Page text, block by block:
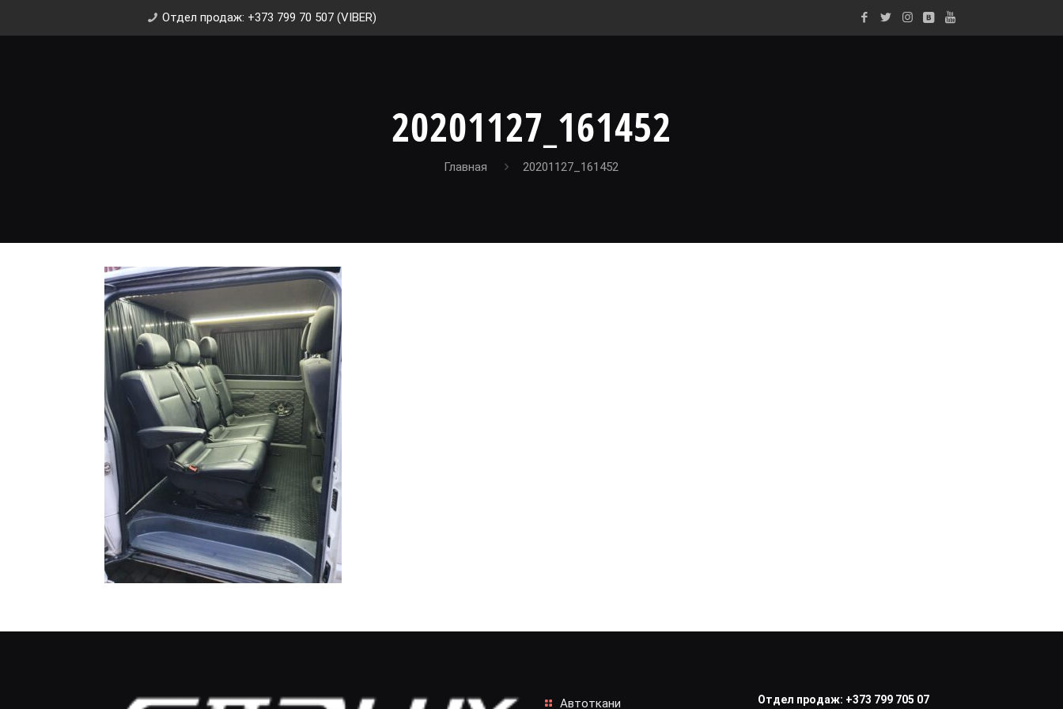
Отдел продаж: +373 799 70 507 (VIBER)
20201127_161452
Главная 20201127_161452
Автоткани Отдел продаж: +373 799 705 07